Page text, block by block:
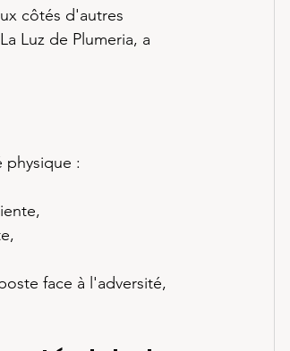
côtés d'autres
Luz de Plumeria, a
physique :
face à l'adversité,